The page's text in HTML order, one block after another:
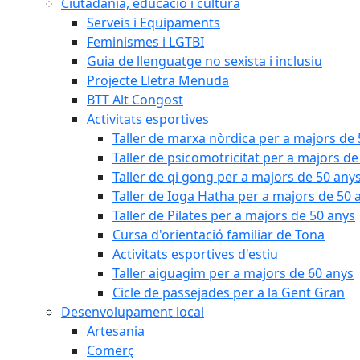
Serveis i Equipaments
Feminismes i LGTBI
Guia de llenguatge no sexista i inclusiu
Projecte Lletra Menuda
BTT Alt Congost
Activitats esportives
Taller de marxa nòrdica per a majors de
Taller de psicomotricitat per a majors de
Taller de qi gong per a majors de 50 anys
Taller de Ioga Hatha per a majors de 50
Taller de Pilates per a majors de 50 anys
Cursa d'orientació familiar de Tona
Activitats esportives d'estiu
Taller aiguagim per a majors de 60 anys
Cicle de passejades per a la Gent Gran
Desenvolupament local
Artesania
Comerç